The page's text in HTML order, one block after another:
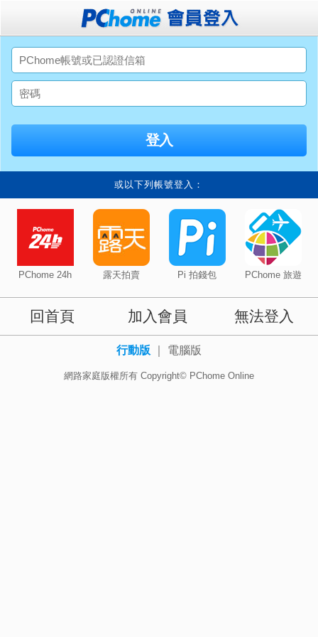
或以下列帳號登入：
PChome 24h 露天拍賣 Pi 拍錢包 PChome 旅遊
回首頁 加入會員 無法登入
行動版 電腦版
網路家庭版權所有 Copyright© PChome Online